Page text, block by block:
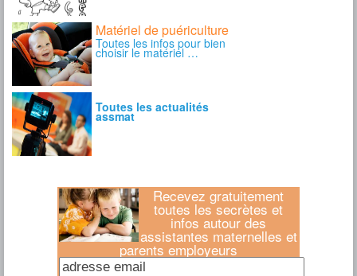
Recevez gratuitement
toutes les secrètes et
infos autour des
assistantes maternelles et
parents employeurs